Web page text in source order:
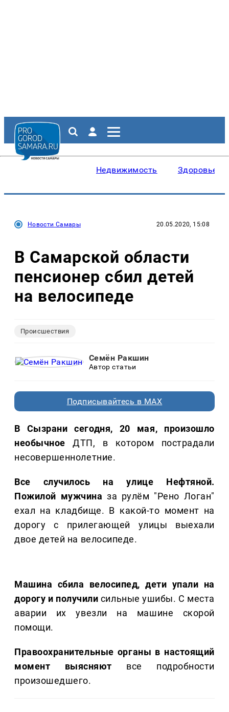
Недвижимость Здоровье
Новости Самары 20.05.2020, 15:08
В Самарской области
пенсионер сбил детей
на велосипеде
Происшествия
Семён Ракшин
Автор статьи
Подписывайтесь в MAX
В Сызрани сегодня, 20 мая, произошло
необычноеДТП, в котором пострадали
несовершеннолетние.
Все случилось на улице Нефтяной.
Пожилой мужчина за рулём "Рено Логан"
ехал на кладбище. В какой-то момент на
дорогу с прилегающей улицы выехали
двое детей на велосипеде.
Машина сбила велосипед, дети упали на
дорогу и получили сильные ушибы. С места
аварии их увезли на машине скорой
помощи.
Правоохранительные органы в настоящий
момент выясняют все подробности
произошедшего.